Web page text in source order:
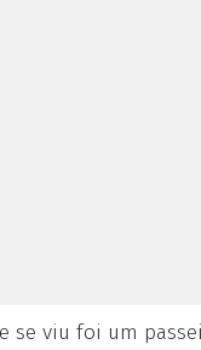
se viu foi um